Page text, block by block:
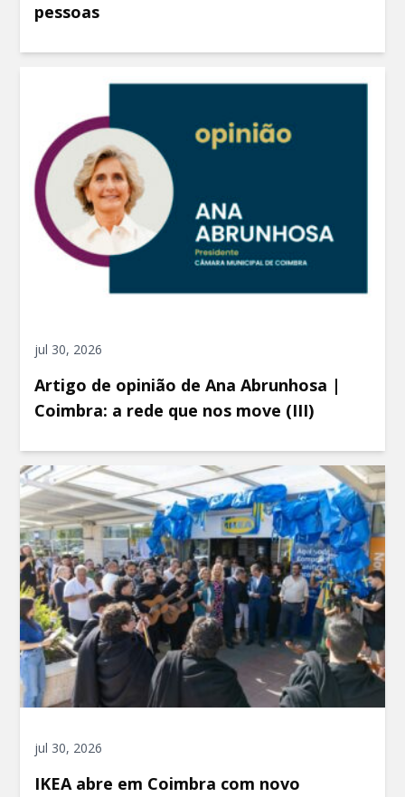
pessoas
jul 30, 2026
Artigo de opinião de Ana Abrunhosa |
Coimbra: a rede que nos move (III)
jul 30, 2026
IKEA abre em Coimbra com novo